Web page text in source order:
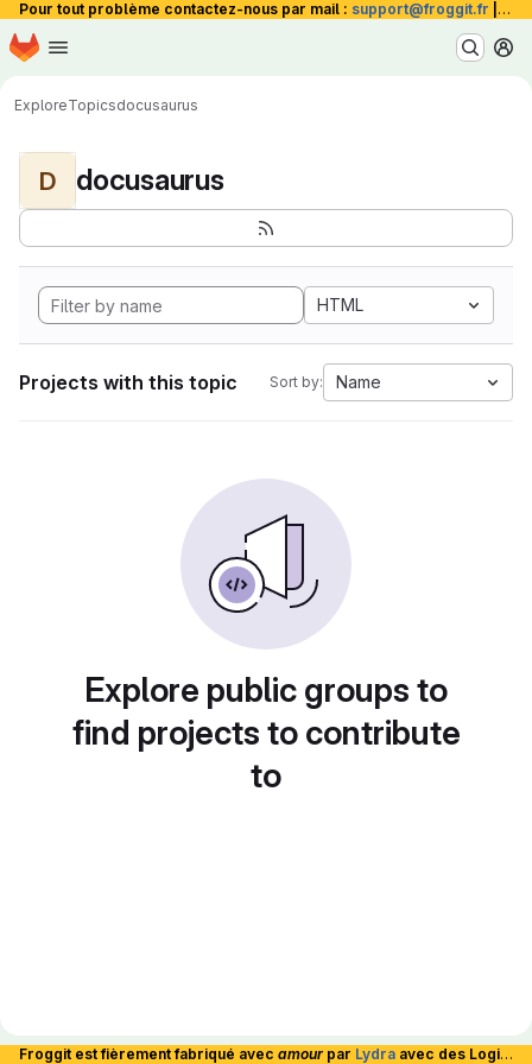
Pour tout problème contactez-nous par mail : support@froggit.fr La
Skip to main content
Homepage
ExploreTopicsdocusaurus
D docusaurus
HTML
Projects with this topic Sort by: Name
Explore public groups to
find projects to contribute
to
Froggit est fièrement fabriqué avec amour par Lydra avec des Logiciels Libres et hébergé en